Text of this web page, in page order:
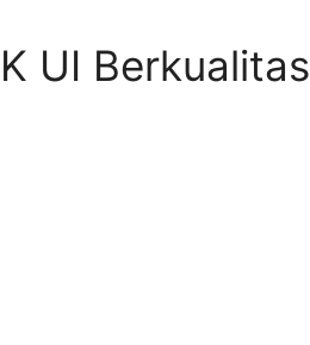
UI Berkualitas